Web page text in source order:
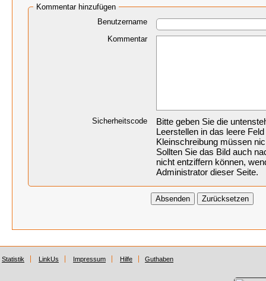
Kommentar hinzufügen
Benutzername
Kommentar
Sicherheitscode
Bitte geben Sie die
Leerstellen in das leere
Kleinschreibung müssen
Sollten Sie das Bild auch
nicht entziffern können,
Administrator dieser Seite.
Statistik LinkUs Impressum Hilfe Guthaben